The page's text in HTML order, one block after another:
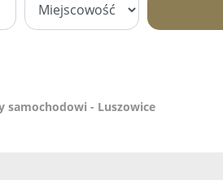
samochodowi - Luszowice